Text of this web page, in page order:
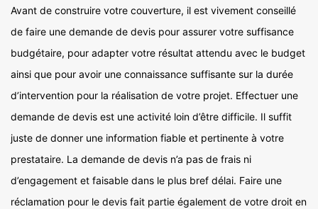
Avant de construire votre couverture, il est vivement conseillé
de faire une demande de devis pour assurer votre suffisance
budgétaire, pour adapter votre résultat attendu avec le budget
ainsi que pour avoir une connaissance suffisante sur la durée
d’intervention pour la réalisation de votre projet. Effectuer une
demande de devis est une activité loin d’être difficile. Il suffit
juste de donner une information fiable et pertinente à votre
prestataire. La demande de devis n’a pas de frais ni
d’engagement et faisable dans le plus bref délai. Faire une
réclamation pour le devis fait partie également de votre droit en